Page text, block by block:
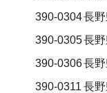
390-0304長
390-0305長
390-0306長
390-0311 長